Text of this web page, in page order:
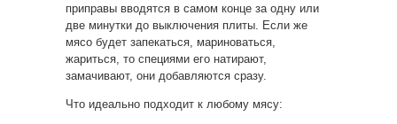
приправы вводятся в самом конце за одну или
две минутки до выключения плиты. Если же
мясо будет запекаться, мариноваться,
жариться, то специями его натирают,
замачивают, они добавляются сразу.
Что идеально подходит к любому мясу: